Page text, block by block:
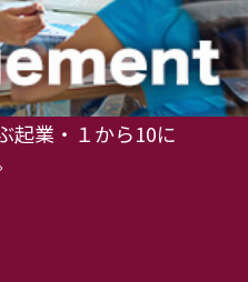
起業・１から10に